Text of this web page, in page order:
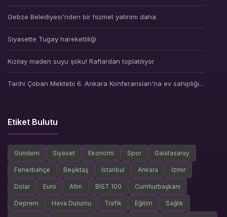
Gebze Belediyesi'nden bir hizmet yatırımı daha
Siyasette Tugay hareketliliği
Kızılay maden suyu şoku! Raflardan toplatılıyor
Tarihi Çoban Mektebi 6. Ankara Konferansları'na ev sahipliği...
Etiket Bulutu
Gündem Siyaset Ekonomi Spor Galatasaray
Fenerbahçe Beşiktaş İstanbul Ankara İzmir
Dolar Euro Altın BIST 100 Cumhurbaşkanı
Deprem Hava Durumu Trafik Eğitim Sağlık